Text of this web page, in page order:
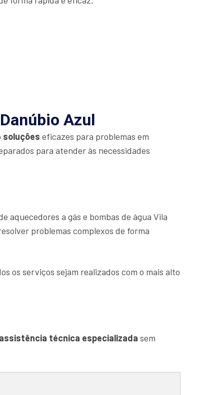
Azul
soluções eficazes para problemas em
para atender às necessidades
aquecedores a gás e bombas de água Vila
problemas complexos de forma
os serviços sejam realizados com o mais alto
técnica especializada sem